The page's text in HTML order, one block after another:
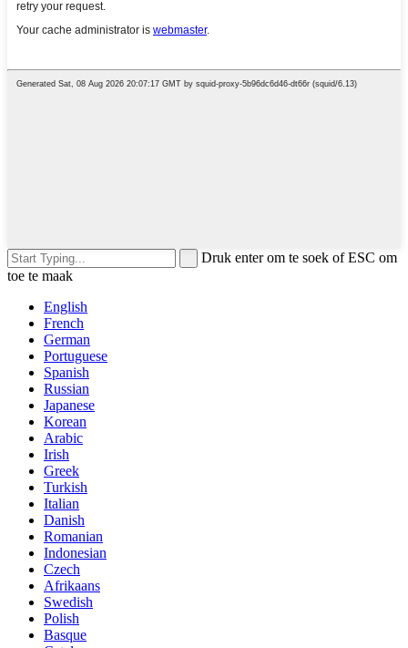
Druk enter om te soek of ESC om
toe te maak
English
French
German
Portuguese
Spanish
Russian
Japanese
Korean
Arabic
Irish
Greek
Turkish
Italian
Danish
Romanian
Indonesian
Czech
Afrikaans
Swedish
Polish
Basque